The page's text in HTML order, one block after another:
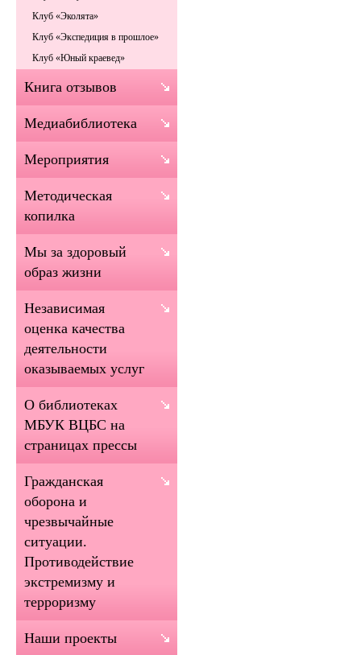
Клуб «Эколята»
Клуб «Экспедиция в прошлое»
Клуб «Юный краевед»
Книга отзывов
Медиабиблиотека
Мероприятия
Методическая
копилка
Мы за здоровый
образ жизни
Независимая
оценка качества
деятельности
оказываемых услуг
О библиотеках
МБУК ВЦБС на
страницах прессы
Гражданская
оборона и
чрезвычайные
ситуации.
Противодействие
экстремизму и
терроризму
Наши проекты